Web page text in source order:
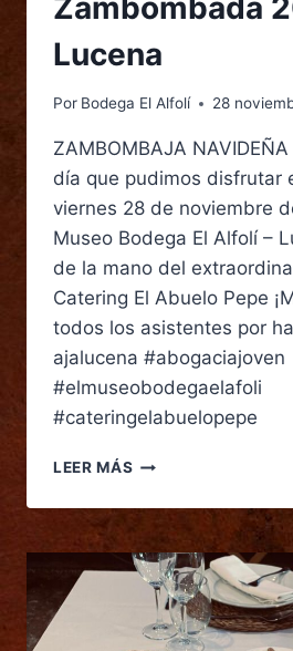
Zambombada
Lucena
Por Bodega El Alfolí 28
ZAMBOMBAJA
día que pudimos disfrutar
viernes 28 de noviembre
Museo Bodega El Alfolí –
de la mano del
Catering El Abuelo Pepe
todos los asistentes por
ajalucena #abogaciajoven
#elmuseobodegaelafoli
#cateringelabuelopepe
LEER MÁS